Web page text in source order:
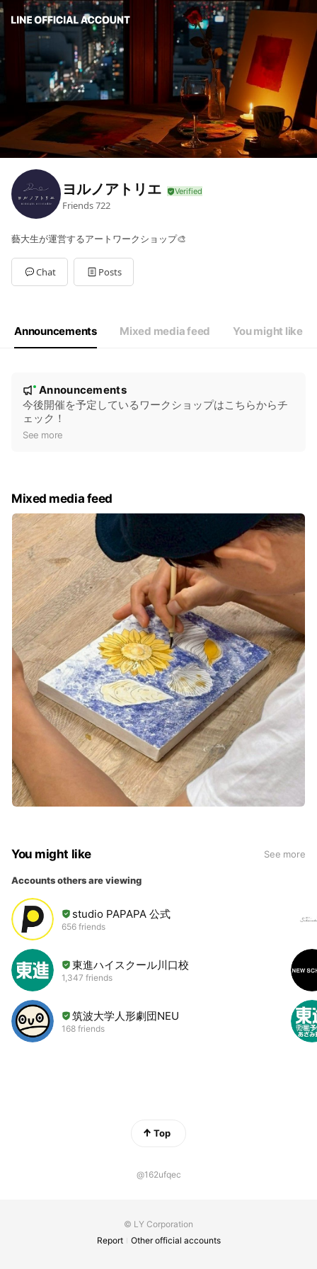
ヨルノアトリエ
Friends722
藝大生が運営するアートワークショップ🎨
Chat Posts
Announcements Mixed media feed You might like
New
Announcements
今後開催を予定しているワークショップはこちらからチ
ェック！
See more
Mixed media feed
You might like See more
Accounts others are viewing
studio PAPAPA 公式
656 friends
東進ハイスクール川口校
1,347 friends
筑波大学人形劇団NEU
168 friends
Top
@162ufqec
© LY Corporation
Report
Other official accounts